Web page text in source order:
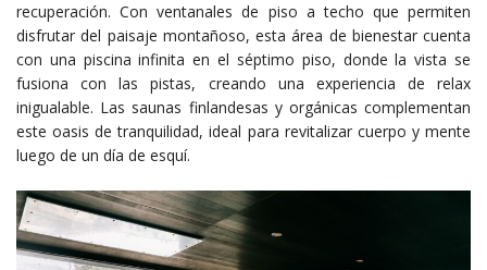
recuperación. Con ventanales de piso a techo que permiten
disfrutar del paisaje montañoso, esta área de bienestar cuenta
con una piscina infinita en el séptimo piso, donde la vista se
fusiona con las pistas, creando una experiencia de relax
inigualable. Las saunas finlandesas y orgánicas complementan
este oasis de tranquilidad, ideal para revitalizar cuerpo y mente
luego de un día de esquí.